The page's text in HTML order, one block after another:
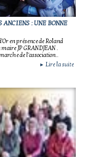
: UNE BONNE
en présence de Roland
JP GRANDJEAN .
de l'association..
► Lire la suite